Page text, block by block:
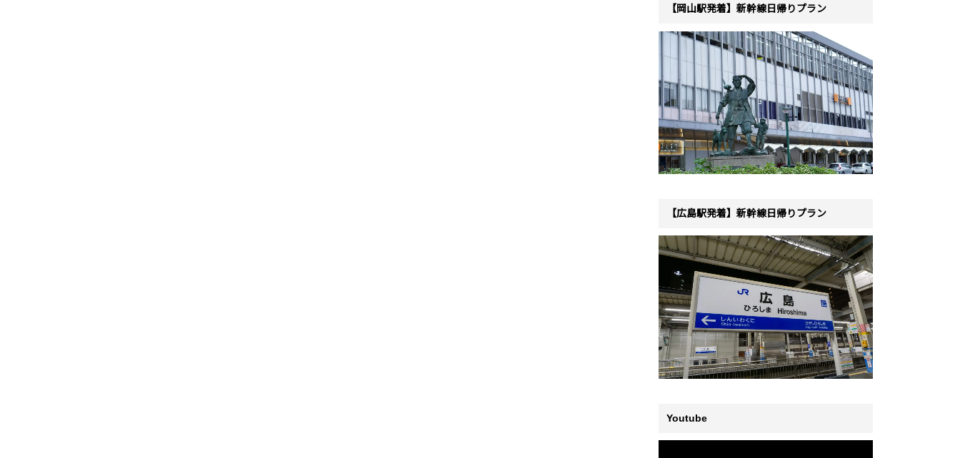
【岡山駅発着】新幹線日帰りプラン
【広島駅発着】新幹線日帰りプラン
Youtube